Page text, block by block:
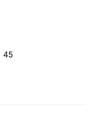
45